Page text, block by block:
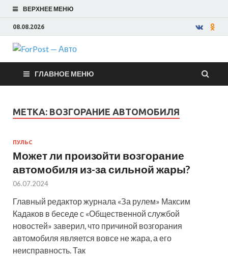
ВЕРХНЕЕ МЕНЮ
08.08.2026
ForPost —
Авто
ГЛАВНОЕ МЕНЮ
МЕТКА: ВОЗГОРАНИЕ АВТОМОБИЛЯ
ПУЛЬС
Может ли произойти возгорание
автомобиля из-за сильной жары?
06.07.2024
Главный редактор журнала «За рулем» Максим
Кадаков в беседе с «Общественной службой
новостей» заверил, что причиной возгорания
автомобиля является вовсе не жара, а его
неисправность. Так